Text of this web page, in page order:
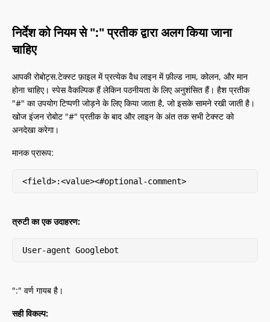
निर्देश को नियम से ":" प्रतीक द्वारा अलग किया जाना
चाहिए
आपकी रोबोट्स.टेक्स्ट फ़ाइल में प्रत्येक वैध लाइन में फ़ील्ड नाम, कोलन, और मान
होना चाहिए। स्पेस वैकल्पिक हैं लेकिन पठनीयता के लिए अनुशंसित हैं। हैश प्रतीक
"#" का उपयोग टिप्पणी जोड़ने के लिए किया जाता है, जो इसके सामने रखी जाती है।
खोज इंजन रोबोट "#" प्रतीक के बाद और लाइन के अंत तक सभी टेक्स्ट को
अनदेखा करेगा।
मानक प्रारूप:
<field>:<value><#optional-comment>
त्रुटी का एक उदाहरण:
User-agent Googlebot
":" वर्ण गायब है।
सही विकल्प: